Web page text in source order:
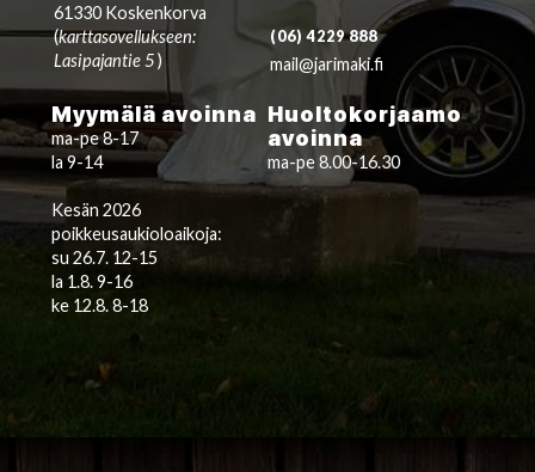
61330 Koskenkorva
(karttasovellukseen:
Lasipajantie 5)
(06) 4229 888
mail@jarimaki.fi
Myymälä avoinna
ma-pe 8-17
la 9-14
Kesän 2026
poikkeusaukioloaikoja:
su 26.7. 12-15
la 1.8. 9-16
ke 12.8. 8-18
Huoltokorjaamo
avoinna
ma-pe 8.00-16.30